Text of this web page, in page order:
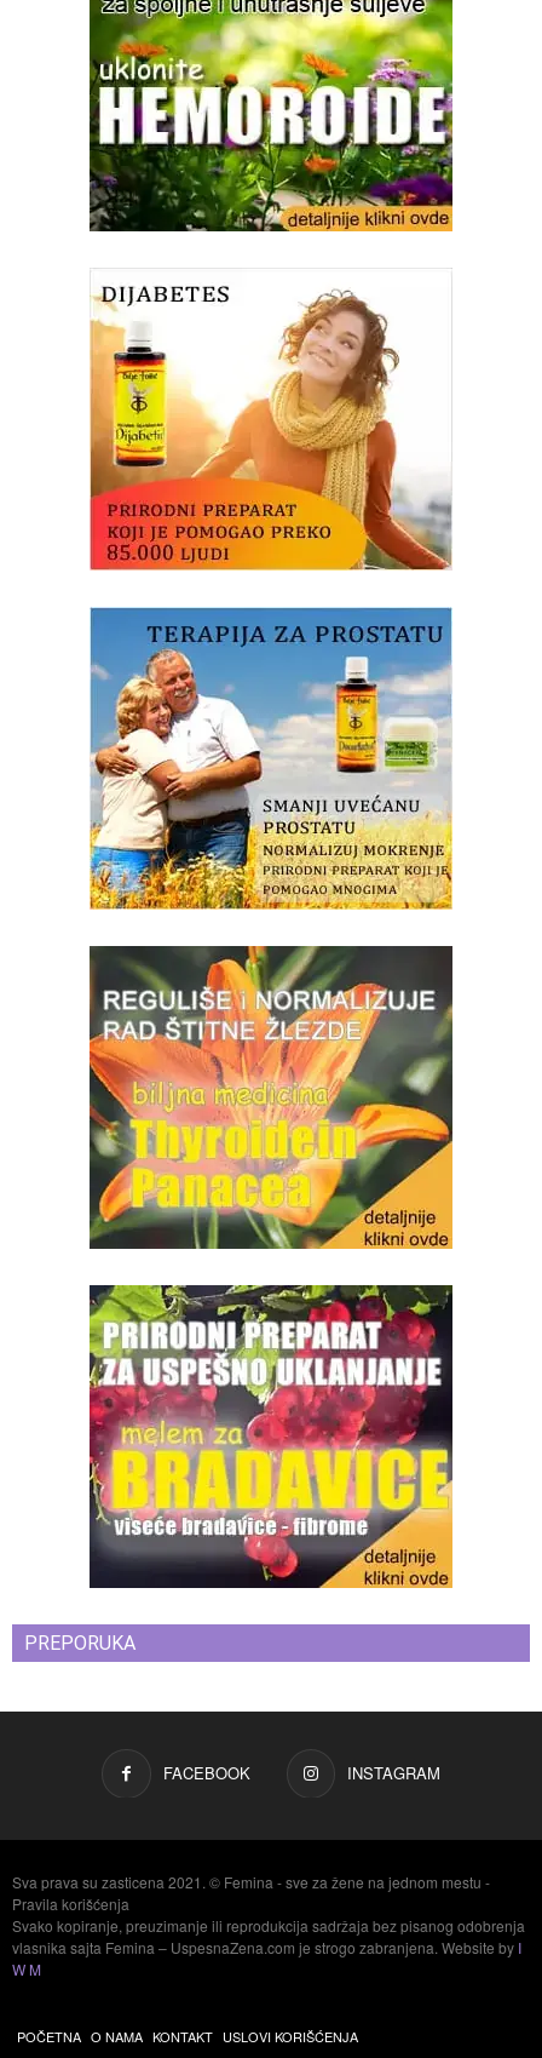
PREPORUKA
FACEBOOK INSTAGRAM
Sva prava su zasticena 2021. © Femina - sve za žene na jednom mestu -
Pravila korišćenja
Svako kopiranje, preuzimanje ili reprodukcija sadržaja bez pisanog odobrenja
vlasnika sajta Femina – UspesnaZena.com je strogo zabranjena. Website by I
W M
POČETNA O NAMA KONTAKT USLOVI KORIŠĆENJA